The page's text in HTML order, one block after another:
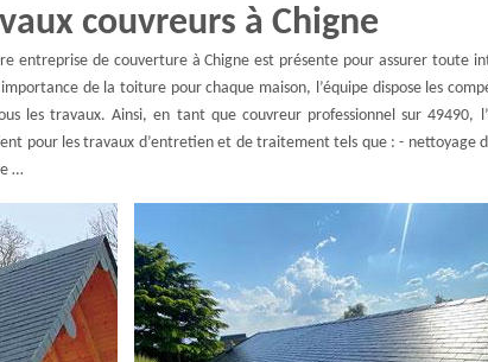
couvreurs à Chigne
entreprise de couverture à Chigne est présente pour assurer toute
de la toiture pour chaque maison, l’équipe dispose les
les travaux. Ainsi, en tant que couvreur professionnel sur 49490,
pour les travaux d’entretien et de traitement tels que : - nettoyage
…